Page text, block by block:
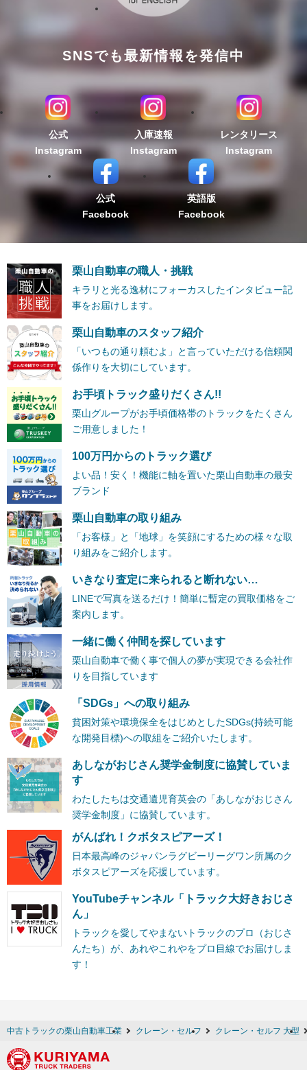
SNSでも最新情報を発信中
公式
Instagram
入庫速報
Instagram
レンタリース
Instagram
公式
Facebook
英語版
Facebook
栗山自動車の職人・挑戦
キラリと光る逸材にフォーカスしたインタビュー記
事をお届けします。
栗山自動車のスタッフ紹介
「いつもの通り頼むよ」と言っていただける信頼関
係作りを大切にしています。
お手頃トラック盛りだくさん!!
栗山グループがお手頃価格帯のトラックをたくさん
ご用意しました！
100万円からのトラック選び
よい品！安く！機能に軸を置いた栗山自動車の最安
ブランド
栗山自動車の取り組み
「お客様」と「地球」を笑顔にするための様々な取
り組みをご紹介します。
いきなり査定に来られると断れない…
LINEで写真を送るだけ！簡単に暫定の買取価格をご
案内します。
一緒に働く仲間を探しています
栗山自動車で働く事で個人の夢が実現できる会社作
りを目指しています
「SDGs」への取り組み
貧困対策や環境保全をはじめとしたSDGs(持続可能
な開発目標)への取組をご紹介いたします。
あしながおじさん奨学金制度に協賛していま
す
わたしたちは交通遺児育英会の「あしながおじさん
奨学金制度」に協賛しています。
がんばれ！クボタスピアーズ！
日本最高峰のジャパンラグビーリーグワン所属のク
ボタスピアーズを応援しています。
YouTubeチャンネル「トラック大好きおじさ
ん」
トラックを愛してやまないトラックのプロ（おじさ
んたち）が、あれやこれやをプロ目線でお届けしま
す！
中古トラックの栗山自動車工業 クレーン・セルフ クレーン・セルフ 大型